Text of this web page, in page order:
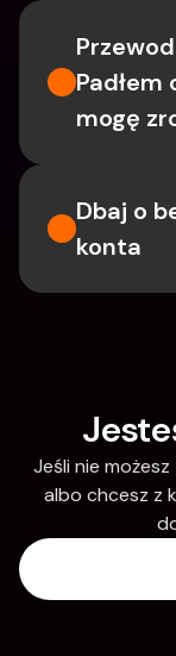
Padłem
mogę
Dbaj o
konta
Jeśli nie
albo chcesz z